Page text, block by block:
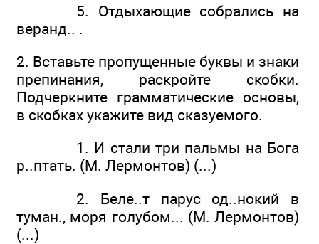
5. Отдыхающие собрались на
веранд.. .
2. Вставьте пропущенные буквы и знаки
препинания, раскройте скобки.
Подчеркните грамматические основы,
в скобках укажите вид сказуемого.
1. И стали три пальмы на Бога
р..птать. (М. Лермонтов) (...)
2. Беле..т парус од..нокий в
туман., моря голубом... (М. Лермонтов)
(...)